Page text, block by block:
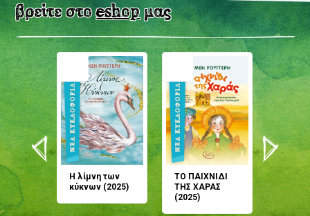
βρείτε στοeshopμας
Η λίμνη των
κύκνων (2025)
ΤΟ ΠΑΙΧΝΙΔΙ
ΤΗΣ ΧΑΡΑΣ
(2025)
μου;